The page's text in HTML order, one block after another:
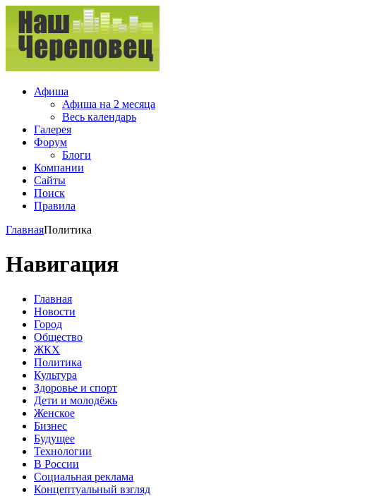
Афиша
Афиша на 2 месяца
Весь календарь
Галерея
Форум
Блоги
Компании
Сайты
Поиск
Правила
ГлавнаяПолитика
Навигация
Главная
Новости
Город
Общество
ЖКХ
Политика
Культура
Здоровье и спорт
Дети и молодёжь
Женское
Бизнес
Будущее
Технологии
В России
Социальная реклама
Концептуальный взгляд